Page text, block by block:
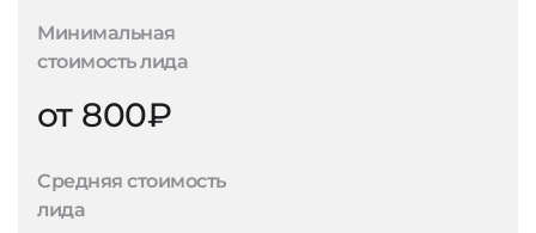
Минимальная
стоимость лида
от 800₽
Средняя стоимость
лида